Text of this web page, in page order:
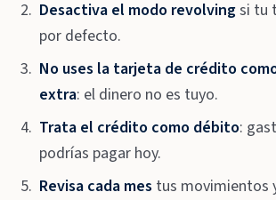
Desactiva el modo revolvingsi tu
por defecto.
No uses la tarjeta de crédito
extra: el dinero no es tuyo.
Trata el crédito como débito:
podrías pagar hoy.
Revisa cada mes tus movimientos